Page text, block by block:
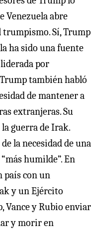
Venezuela abre
trumpismo. Sí, Trump
ha sido una fuente
por
también habló
de mantener a
extranjeras. Su
guerra de Irak.
la necesidad de una
humilde”. En
país con un
y un Ejército
Vance y Rubio enviar
y morir en